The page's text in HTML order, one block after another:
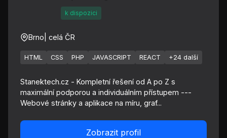
k dispozici
Brno | celá ČR
HTML CSS PHP JAVASCRIPT REACT +24 další
Stanektech.cz - Kompletní řešení od A po Z s
maximální podporou a individuálním přístupem ---
Webové stránky a aplikace na míru, graf...
Zobrazit profil